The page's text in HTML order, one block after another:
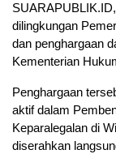
dilingkungan
dan penghargaan
Kementerian
Penghargaan
aktif dalam
Keparalegalan di
diserahkan